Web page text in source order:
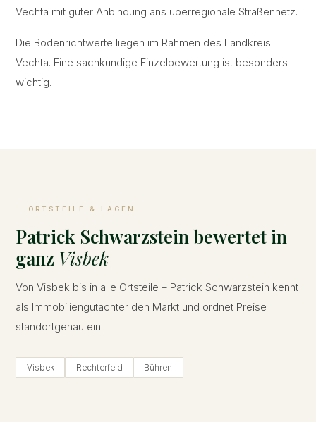
Vechta mit guter Anbindung ans überregionale Straßennetz.
Die Bodenrichtwerte liegen im Rahmen des Landkreis
Vechta. Eine sachkundige Einzelbewertung ist besonders
wichtig.
ORTSTEILE & LAGEN
Patrick Schwarzstein bewertet in
ganz Visbek
Von Visbek bis in alle Ortsteile – Patrick Schwarzstein kennt
als Immobiliengutachter den Markt und ordnet Preise
standortgenau ein.
Visbek Rechterfeld Bühren